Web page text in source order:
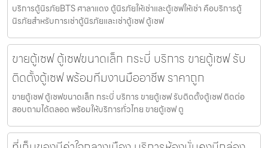
บริการตู้นิรภัยBTS ศาลาแดง ตู้นิรภัยให้เช่าและตู้เซฟให้เช่า คือบริการตู้
นิรภัยสำหรับการเช่าตู้นิรภัยและเช่าตู้เซฟ ตู้เซฟ
ขายตู้เซฟ ตู้เซฟขนาดเล็ก กระบี่ บริการ ขายตู้เซฟ รับ
ติดตั้งตู้เซฟ พร้อมทีมงานมืออาชีพ ราคาถูก
ขายตู้เซฟ ตู้เซฟขนาดเล็ก กระบี่ บริการ ขายตู้เซฟ รับติดตั้งตู้เซฟ ติดต่อ
สอบถามได้ตลอด พร้อมให้บริการทั่วไทย ขายตู้เซฟ ตู